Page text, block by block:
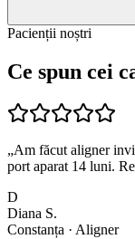
Pacienții noștri
Ce spun cei
„Am făcut aligner
port aparat 14 luni.
D
Diana S.
Constanța · Aligner